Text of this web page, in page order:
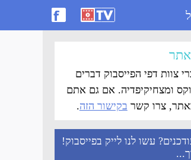
צוות דפי הפייסבוק דברים
ומצחיקיפדיה. אם גם אתם
צרו קשר בקישור הזה.
עשו לנו לייק בפייסבוק!